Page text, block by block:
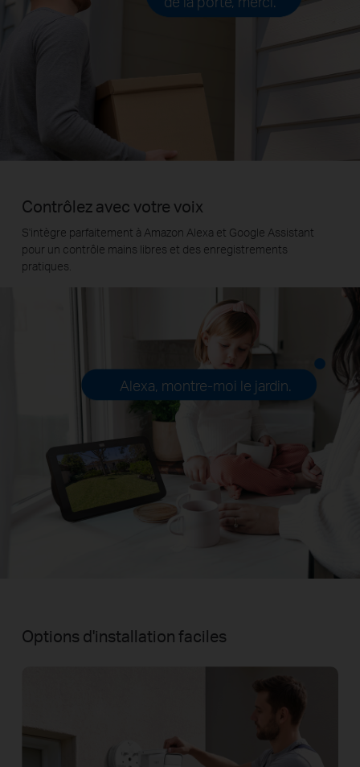
Alexa, montre-moi le jardin.
Contrôlez avec votre voix
S'intègre parfaitement à Amazon Alexa et Google Assistant
pour un contrôle mains libres et des enregistrements
pratiques.
Options d'installation faciles